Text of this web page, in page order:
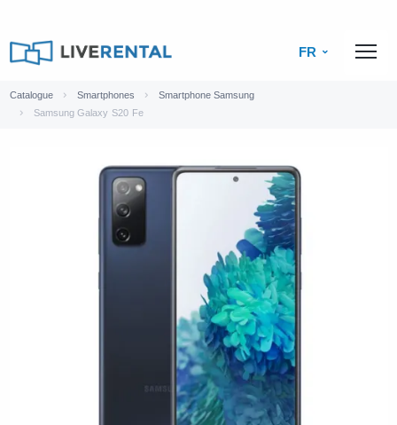
FR
Catalogue Smartphones
Smartphone Samsung
Samsung Galaxy S20 Fe